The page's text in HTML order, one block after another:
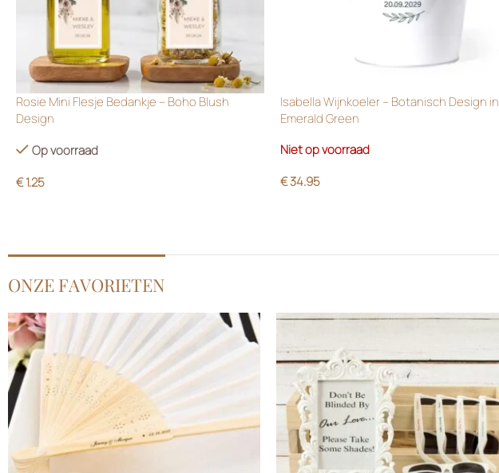
Rosie Mini Flesje Bedankje – Boho Blush
Design
Op voorraad
€1.25
Isabella Wijnkoeler – Botanisch Design in
Emerald Green
Niet op voorraad
€34.95
ONZE FAVORIETEN